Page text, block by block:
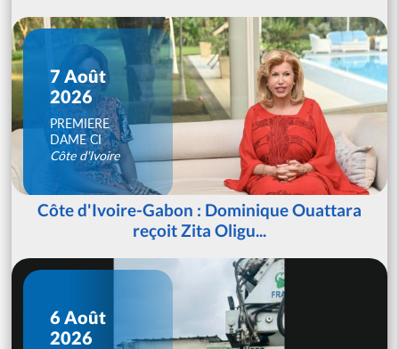
7 Août
2026
PREMIERE
DAME CI
Côte d'Ivoire
Côte d'Ivoire-Gabon : Dominique Ouattara
reçoit Zita Oligu...
6 Août
2026